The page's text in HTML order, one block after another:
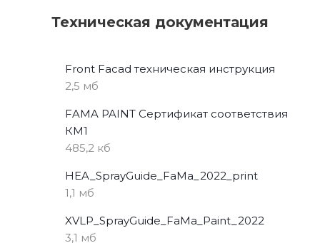
Техническая документация
Front Facad техническая инструкция
2,5 мб
FAMA PAINT Сертификат соответствия
КМ1
485,2 кб
HEA_SprayGuide_FaMa_2022_print
1,1 мб
XVLP_SprayGuide_FaMa_Paint_2022
3,1 мб